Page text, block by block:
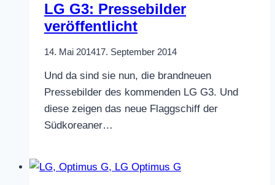
LG G3: Pressebilder
veröffentlicht
14. Mai 201417. September 2014
Und da sind sie nun, die brandneuen
Pressebilder des kommenden LG G3. Und
diese zeigen das neue Flaggschiff der
Südkoreaner…